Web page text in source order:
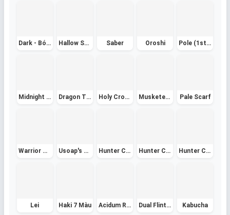
Dark - Bóng Tối Hallow Scythe -Lưỡi Hái Bóng Tối Saber Oroshi Pole (1st Form) - Lôi Gậy thể 1
Midnight Blade Dragon Trident Holy Crown - Vương Miện Thánh Musketeer Hat - Mũ Lính Ngự Lâm Pale Scarf
Warrior Helmet Usoap's Hat Hunter Cape (Red) Hunter Cape (Green) Hunter Cape (Black)
Lei Haki 7 Màu Acidum Rifle Dual Flintlock Kabucha